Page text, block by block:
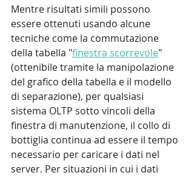
Mentre risultati simili possono
essere ottenuti usando alcune
tecniche come la commutazione
della tabella "finestra scorrevole"
(ottenibile tramite la manipolazione
del grafico della tabella e il modello
di separazione), per qualsiasi
sistema OLTP sotto vincoli della
finestra di manutenzione, il collo di
bottiglia continua ad essere il tempo
necessario per caricare i dati nel
server. Per situazioni in cui i dati